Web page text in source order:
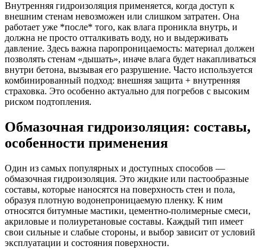
Внутренняя гидроизоляция применяется, когда доступ к
внешним стенам невозможен или слишком затратен. Она
работает уже *после* того, как влага проникла внутрь, и
должна не просто отталкивать воду, но и выдерживать
давление. Здесь важна паропроницаемость: материал должен
позволять стенам «дышать», иначе влага будет накапливаться
внутри бетона, вызывая его разрушение. Часто используется
комбинированный подход: внешняя защита + внутренняя
страховка. Это особенно актуально для погребов с высоким
риском подтопления.
Обмазочная гидроизоляция: составы,
особенности применения
Один из самых популярных и доступных способов —
обмазочная гидроизоляция. Это жидкие или пастообразные
составы, которые наносятся на поверхность стен и пола,
образуя плотную водонепроницаемую пленку. К ним
относятся битумные мастики, цементно-полимерные смеси,
акриловые и полиуретановые составы. Каждый тип имеет
свои сильные и слабые стороны, и выбор зависит от условий
эксплуатации и состояния поверхности.